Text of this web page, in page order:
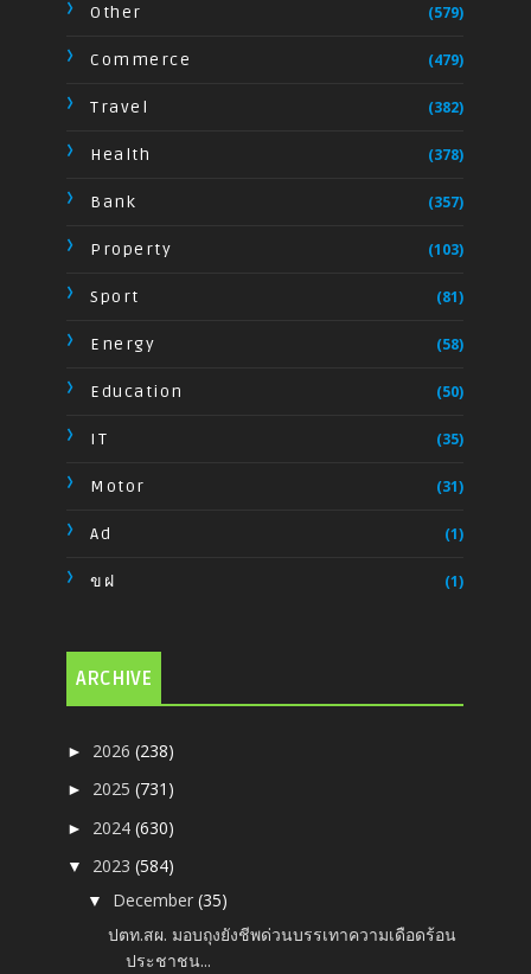
Other (579)
Commerce (479)
Travel (382)
Health (378)
Bank (357)
Property (103)
Sport (81)
Energy (58)
Education (50)
IT (35)
Motor (31)
Ad (1)
ขฝ (1)
ARCHIVE
► 2026(238)
► 2025(731)
► 2024(630)
▼ 2023(584)
▼ December(35)
ปตท.สผ. มอบถุงยังชีพด่วนบรรเทาความเดือดร้อน
ประชาชน...